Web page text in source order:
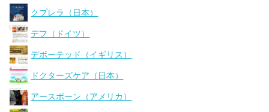
クプレラ（日本）
デフ（ドイツ）
デボーテッド（イギリス）
ドクターズケア（日本）
アースボーン（アメリカ）